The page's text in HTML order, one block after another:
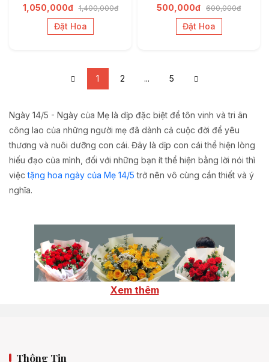
1,050,000đ 1,400,000đ
Đặt Hoa
500,000đ 600,000đ
Đặt Hoa
1 2 ... 5
Ngày 14/5 - Ngày của Mẹ là dịp đặc biệt để tôn vinh và tri ân
công lao của những người mẹ đã dành cả cuộc đời để yêu
thương và nuôi dưỡng con cái. Đây là dịp con cái thể hiện lòng
hiếu đạo của mình, đối với những bạn ít thể hiện bằng lời nói thì
việctặng hoa ngày của Mẹ 14/5 trở nên vô cùng cần thiết và ý
nghĩa.
Xem thêm
Thông Tin